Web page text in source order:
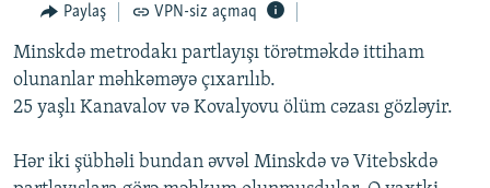
QANUNI DOĞRU
ARAŞDIRMA
MULTIMEDIA
FOTOQALEREYA
OXU ZALI
HAQQIMIZDA
Paylaş VPN-siz açmaq
Minskdə metrodakı partlayışı törətməkdə ittiham
olunanlar məhkəməyə çıxarılıb.
25 yaşlı Kanavalov və Kovalyovu ölüm cəzası gözləyir.
Hər iki şübhəli bundan əvvəl Minskdə və Vitebskdə